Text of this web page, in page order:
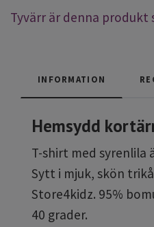
Tyvärr är denna produkt
INFORMATION
Hemsydd
T-shirt med syrenlila
Sytt i mjuk, skön
Store4kidz. 95%
40 grader.